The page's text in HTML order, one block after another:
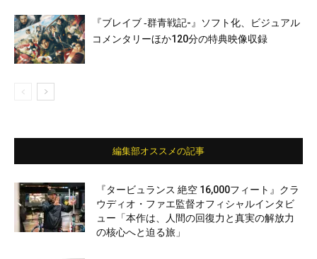
『ブレイブ ‐群青戦記-』ソフト化、ビジュアル
コメンタリーほか120分の特典映像収録
編集部オススメの記事
『タービュランス 絶空 16,000フィート』クラ
ウディオ・ファエ監督オフィシャルインタビ
ュー「本作は、人間の回復力と真実の解放力
の核心へと迫る旅」